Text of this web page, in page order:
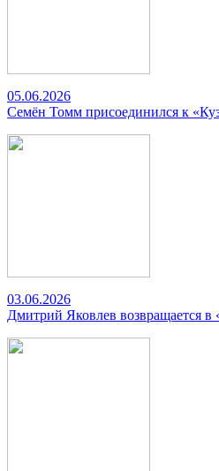
05.06.2026
Семён Томм присоединился к
03.06.2026
Дмитрий Яковлев возвращается в